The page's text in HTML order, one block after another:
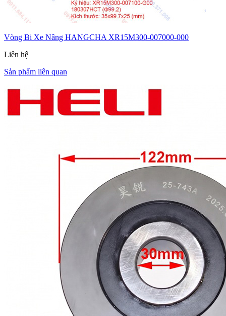
Vòng Bi Xe Nâng HANGCHA XR15M300-007000-000
Liên hệ
Sản phẩm liên quan